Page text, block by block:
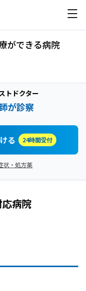
ができる病院
トドクター
が診察
る 24時間受付
状・処方薬
応病院